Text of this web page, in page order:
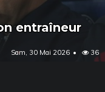
entraîneur
Sam, 30 Mai 2026 36